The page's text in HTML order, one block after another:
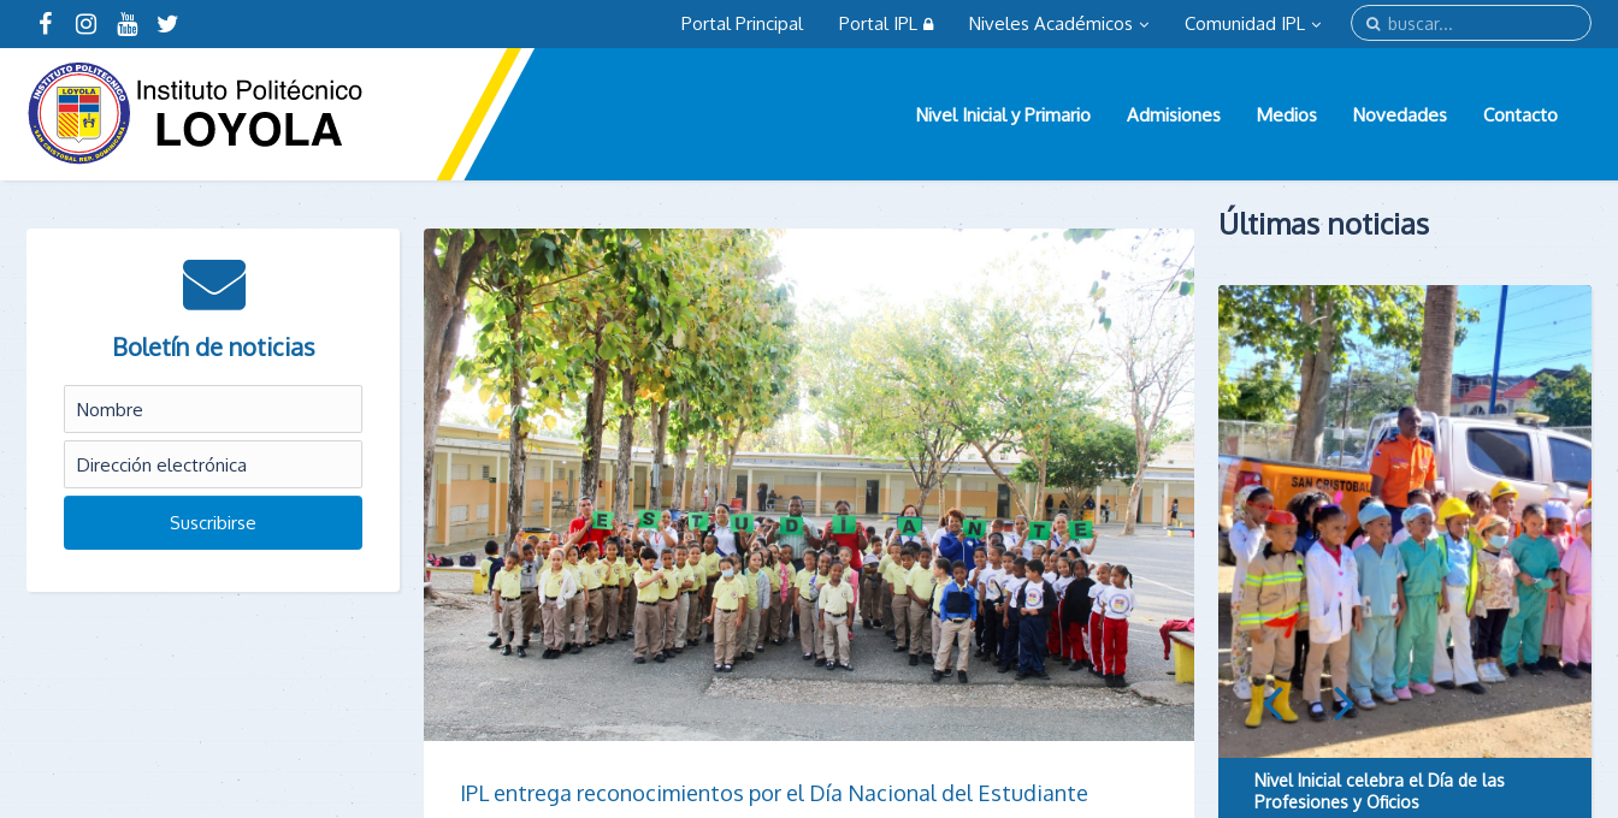
Comunidad IPL
Niveles Académicos
Portal IPL
Portal Principal
Nivel Inicial y Primario Admisiones Medios Novedades Contacto
IPL entrega reconocimientos por el Día Nacional del Estudiante
Boletín de noticias
Últimas noticias
Nivel Inicial celebra el Día de las
Profesiones y Oficios